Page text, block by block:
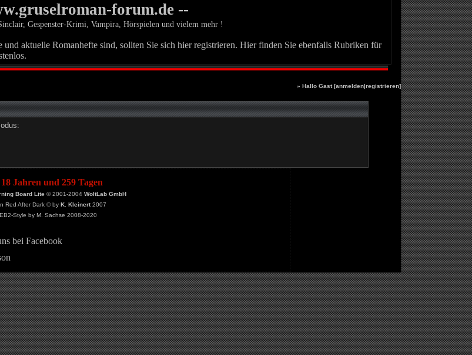
forum.de --
Gespenster-Krimi, Vampira, Hörspielen und vielem mehr !
aktuelle Romanhefte sind, sollten Sie sich hier registrieren. Hier finden Sie ebenfalls Rubriken für
» Hallo Gast [anmelden|registrieren]
Jahren und 259 Tagen
Board Lite© 2001-2004 WoltLab GmbH
Red After Dark © by K. Kleinert2007
Style by M. Sachse 2008-2020
bei Facebook